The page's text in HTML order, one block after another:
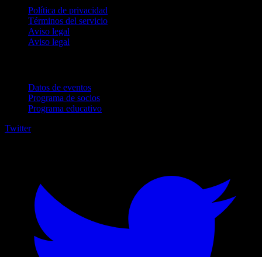
Política de privacidad
Términos del servicio
Aviso legal
Aviso legal
Datos de eventos
Programa de socios
Programa educativo
Twitter